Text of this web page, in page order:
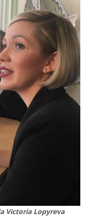
Victoria Lopyreva